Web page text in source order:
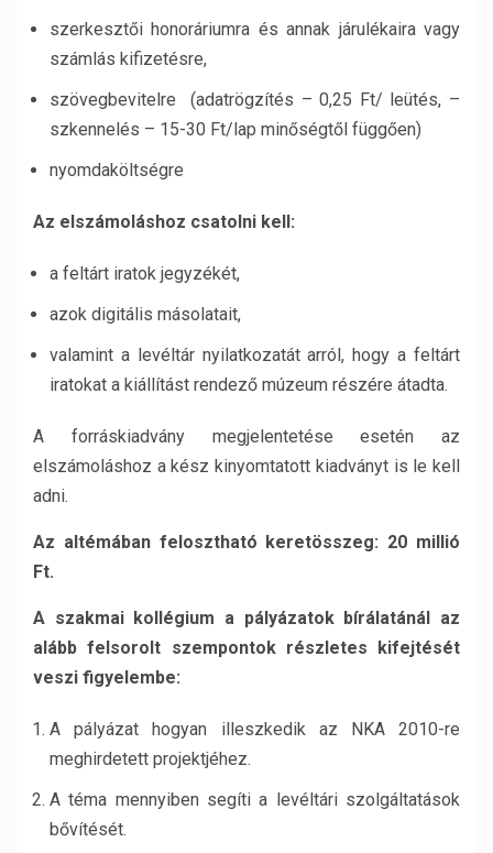
szerkesztői honoráriumra és annak járulékaira vagy
számlás kifizetésre,
szövegbevitelre (adatrögzítés – 0,25 Ft/ leütés, –
szkennelés – 15-30 Ft/lap minőségtől függően)
nyomdaköltségre
Az elszámoláshoz csatolni kell:
a feltárt iratok jegyzékét,
azok digitális másolatait,
valamint a levéltár nyilatkozatát arról, hogy a feltárt
iratokat a kiállítást rendező múzeum részére átadta.
A forráskiadvány megjelentetése esetén az
elszámoláshoz a kész kinyomtatott kiadványt is le kell
adni.
Az altémában felosztható keretösszeg: 20 millió
Ft.
A szakmai kollégium a pályázatok bírálatánál az
alább felsorolt szempontok részletes kifejtését
veszi figyelembe:
A pályázat hogyan illeszkedik az NKA 2010-re
meghirdetett projektjéhez.
A téma mennyiben segíti a levéltári szolgáltatások
bővítését.